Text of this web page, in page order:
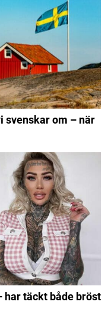
svenskar om – när
har täckt både bröst